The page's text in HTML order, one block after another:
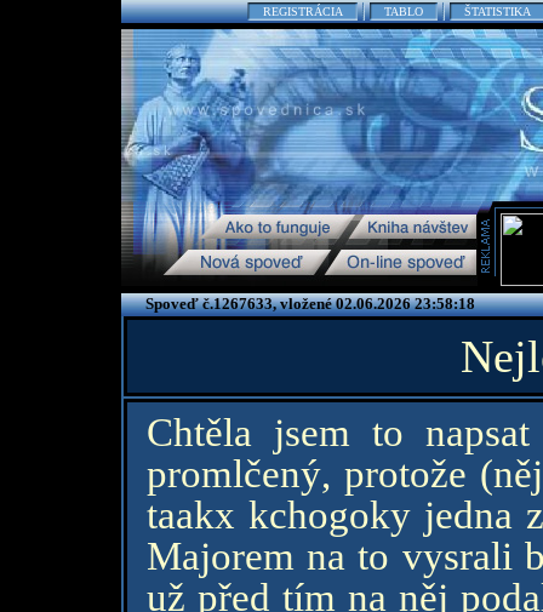
REGISTRÁCIA TABLO ŠTATISTIKA
Spoveď č.1267633, vložené 02.06.2026 23:58:18
Chtěla jsem to
promlčený, protože
taakx kchogoky jedna
Majorem na to vysrali
už před tím na něj